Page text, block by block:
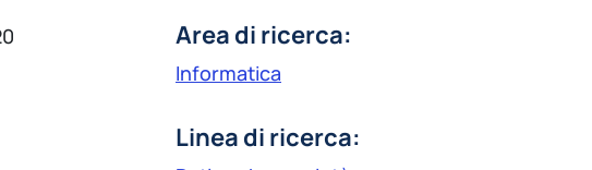
Area di ricerca:
Informatica
Linea di ricerca: